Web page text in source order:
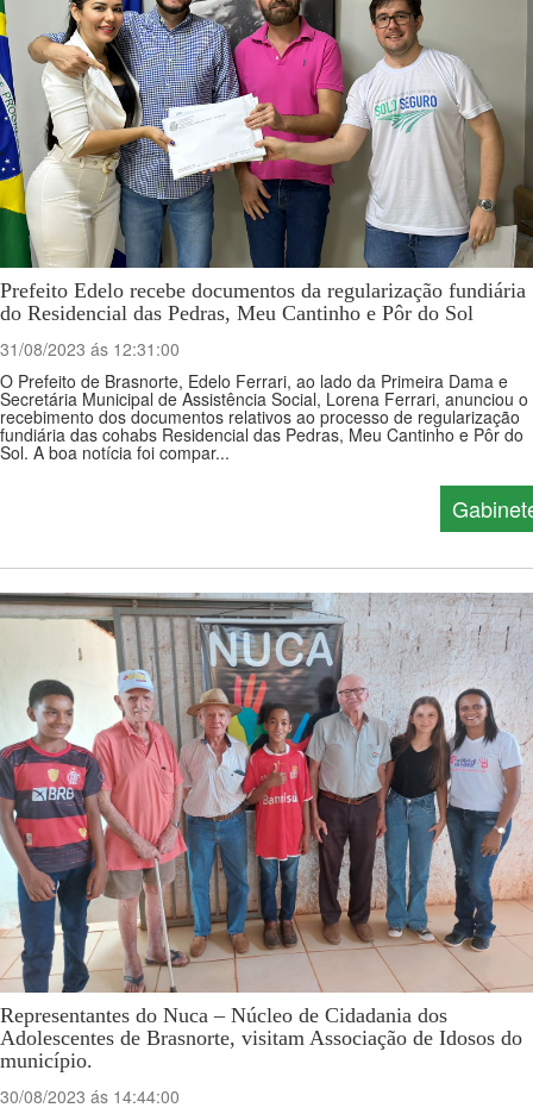
Prefeito Edelo recebe documentos da regularização fundiária
do Residencial das Pedras, Meu Cantinho e Pôr do Sol
31/08/2023 ás 12:31:00
O Prefeito de Brasnorte, Edelo Ferrari, ao lado da Primeira Dama e
Secretária Municipal de Assistência Social, Lorena Ferrari, anunciou o
recebimento dos documentos relativos ao processo de regularização
fundiária das cohabs Residencial das Pedras, Meu Cantinho e Pôr do
Sol. A boa notícia foi compar...
Representantes do Nuca – Núcleo de Cidadania dos
Adolescentes de Brasnorte, visitam Associação de Idosos do
município.
30/08/2023 ás 14:44:00